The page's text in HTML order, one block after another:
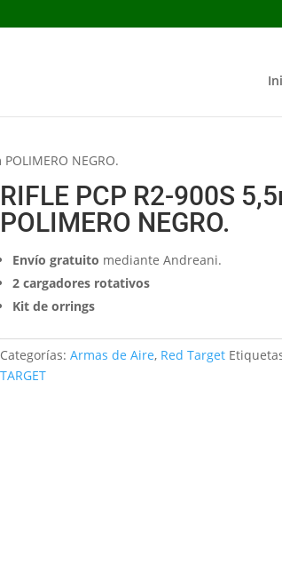
NEGRO.
RIFLE PCP R2-900S
POLIMERO NEGRO.
Envío gratuito mediante Andreani.
2 cargadores rotativos
Kit de orrings
Categorías:Armas de Aire, Red Target
TARGET